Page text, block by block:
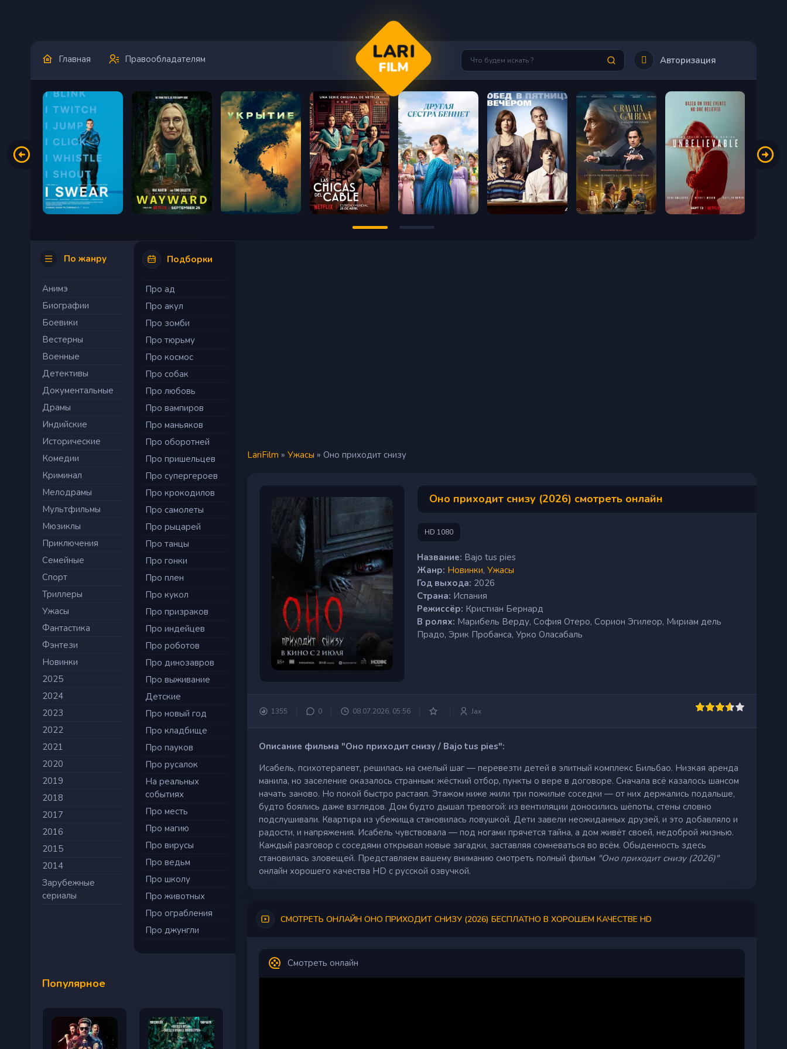
Главная Правообладателям LARI
FILM Авторизация
По жанру
Анимэ
Биографии
Боевики
Вестерны
Военные
Детективы
Документальные
Драмы
Индийские
Исторические
Комедии
Криминал
Мелодрамы
Мультфильмы
Мюзиклы
Приключения
Семейные
Cпорт
Триллеры
Ужасы
Фантастика
Фэнтези
Новинки
2025
2024
2023
2022
2021
2020
2019
2018
2017
2016
2015
2014
Зарубежные
сериалы
Подборки
Про ад
Про акул
Про зомби
Про тюрьму
Про космос
Про собак
Про любовь
Про вампиров
Про маньяков
Про оборотней
Про пришельцев
Про супергероев
Про крокодилов
Про самолеты
Про рыцарей
Про танцы
Про гонки
Про плен
Про кукол
Про призраков
Про индейцев
Про роботов
Про динозавров
Про выживание
Детские
Про новый год
Про кладбище
Про пауков
Про русалок
На реальных
событиях
Про месть
Про магию
Про вирусы
Про ведьм
Про школу
Про животных
Про ограбления
Про джунгли
Популярное
LariFilm » Ужасы » Оно приходит снизу
Оно приходит снизу (2026) смотреть онлайн
HD 1080
Название: Bajo tus pies
Жанр: Новинки, Ужасы
Год выхода: 2026
Страна: Испания
Режиссёр: Кристиан Бернард
В ролях: Марибель Верду, София Отеро, Сорион Эгилеор, Мириам дель
Прадо, Эрик Пробанса, Урко Оласабаль
1355 0 08.07.2026, 05:56 Jax
Описание фильма "Оно приходит снизу / Bajo tus pies":
Исабель, психотерапевт, решилась на смелый шаг — перевезти детей в элитный комплекс Бильбао. Низкая аренда
манила, но заселение оказалось странным: жёсткий отбор, пункты о вере в договоре. Сначала всё казалось шансом
начать заново. Но покой быстро растаял. Этажом ниже жили три пожилые соседки — от них держались подальше,
будто боялись даже взглядов. Дом будто дышал тревогой: из вентиляции доносились шёпоты, стены словно
подслушивали. Квартира из убежища становилась ловушкой. Дети завели неожиданных друзей, и это добавляло и
радости, и напряжения. Исабель чувствовала — под ногами прячется тайна, а дом живёт своей, недоброй жизнью.
Каждый разговор с соседями открывал новые загадки, заставляя сомневаться во всём. Обыденность здесь
становилась зловещей. Представляем вашему вниманию смотреть полный фильм "Оно приходит снизу (2026)"
онлайн хорошего качества HD с русской озвучкой.
СМОТРЕТЬ ОНЛАЙН ОНО ПРИХОДИТ СНИЗУ (2026) БЕСПЛАТНО В ХОРОШЕМ КАЧЕСТВЕ HD
Смотреть онлайн